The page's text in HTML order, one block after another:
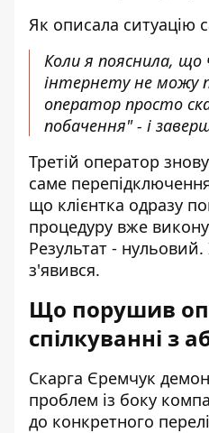
Як описала ситуацію
Коли я пояснила, що
інтернету не можу
оператор просто
побачення" - і
Третій оператор
саме
що клієнтка одразу
процедуру вже
Результат - нульовий.
з'явився.
Що порушив
спілкуванні з
Скарга Єремчук
проблем із боку
до конкретного